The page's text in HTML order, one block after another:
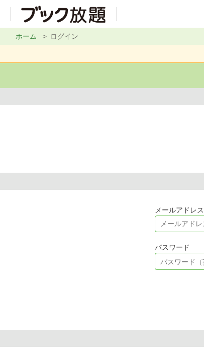
ホーム ログイン
メールアドレス
パスワード